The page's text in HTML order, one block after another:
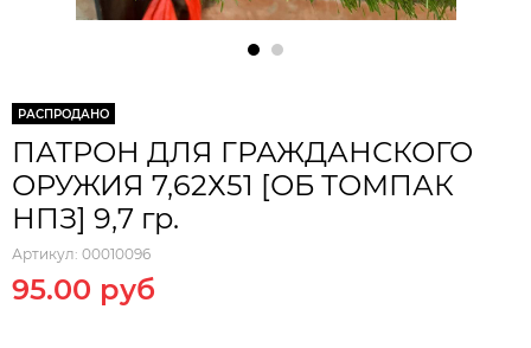
РАСПРОДАНО
ПАТРОН ДЛЯ ГРАЖДАНСКОГО
ОРУЖИЯ 7,62Х51 [ОБ ТОМПАК
НПЗ] 9,7 гр.
Артикул: 00010096
95.00 руб